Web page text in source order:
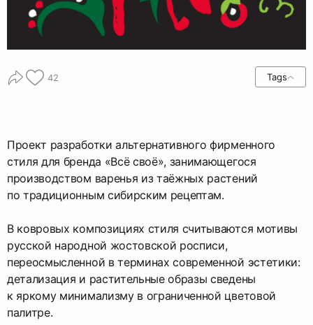
42 Tags
Проект разработки альтернативного фирменного
стиля для бренда «Всё своё», занимающегося
производством варенья из таёжных растений
по традиционным сибирским рецептам.
В ковровых композициях стиля считываются мотивы
русской народной жостовской росписи,
переосмысленной в терминах современной эстетики:
детализация и растительные образы сведены
к яркому минимализму в ограниченной цветовой
палитре.